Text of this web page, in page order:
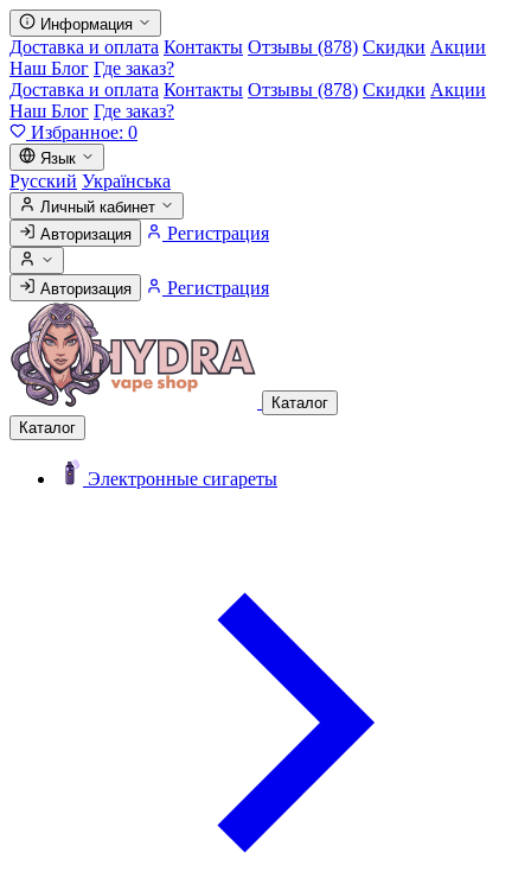
Информация
Доставка и оплата Контакты Отзывы (878) Скидки Акции
Наш Блог Где заказ?
Доставка и оплата Контакты Отзывы (878) Скидки Акции
Наш Блог Где заказ?
Избранное: 0
Язык
Русский Українська
Личный кабинет
Авторизация
Регистрация
Авторизация Регистрация
Каталог
Каталог
Электронные сигареты